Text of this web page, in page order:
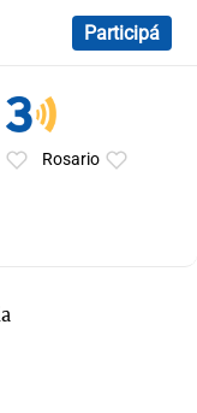
Participá
Rosario